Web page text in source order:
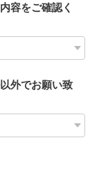
容をご確認く
外でお願い致